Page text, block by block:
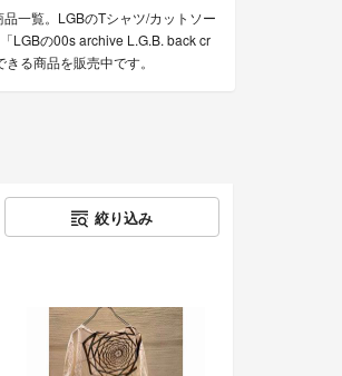
一覧。LGBのTシャツ/カットソー
LGBの00s archive L.G.B. back cr
る商品を販売中です。
絞り込み